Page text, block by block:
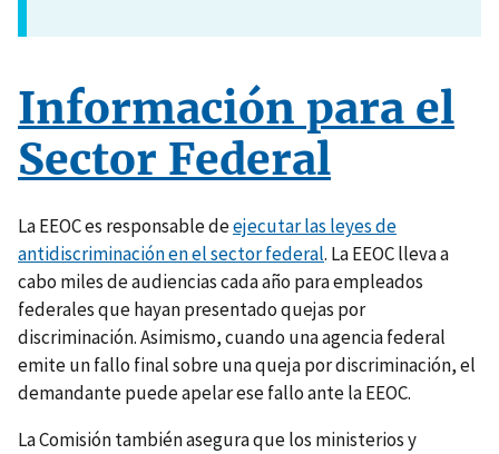
Información para el
Sector Federal
La EEOC es responsable deejecutar las leyes de
antidiscriminación en el sector federal. La EEOC lleva a
cabo miles de audiencias cada año para empleados
federales que hayan presentado quejas por
discriminación. Asimismo, cuando una agencia federal
emite un fallo final sobre una queja por discriminación, el
demandante puede apelar ese fallo ante la EEOC.
La Comisión también asegura que los ministerios y